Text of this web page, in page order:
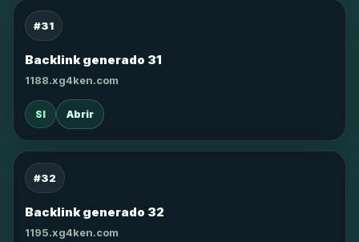
#31
Backlink generado 31
1188.xg4ken.com
SI Abrir
#32
Backlink generado 32
1195.xg4ken.com